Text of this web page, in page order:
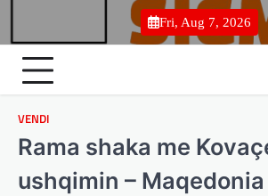
Fri, Aug 7, 2026
VENDI
Rama shaka me
ushqimin –